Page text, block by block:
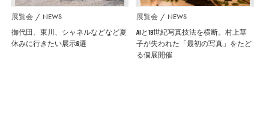
展覧会 NEWS
御代田、東川、シャネルなどなど夏
休みに行きたい展示6選
展覧会 NEWS
AIと19世紀写真技法を横断。村上華
子が失われた「最初の写真」をたど
る個展開催